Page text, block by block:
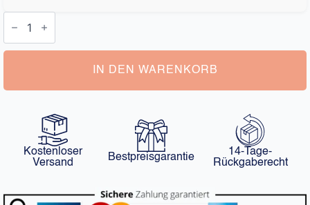
Halskette
Foto
Menge
IN DEN WARENKORB
Kostenloser
Versand
Bestpreisgarantie
14-Tage-
Rückgaberecht